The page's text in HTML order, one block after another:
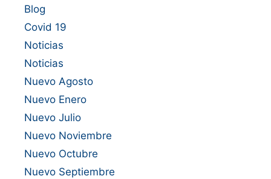
Blog
Covid 19
Noticias
Noticias
Nuevo Agosto
Nuevo Enero
Nuevo Julio
Nuevo Noviembre
Nuevo Octubre
Nuevo Septiembre